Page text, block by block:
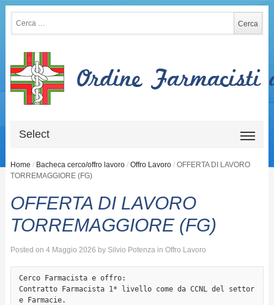
Select
Home / Bacheca cerco/offro lavoro / Offro Lavoro / OFFERTA DI LAVORO
TORREMAGGIORE (FG)
OFFERTA DI LAVORO
TORREMAGGIORE (FG)
Posted on 4 Maggio 2026 by Silvio Potenzain Offro Lavoro
Cerco Farmacista e offro:
Contratto Farmacista 1* livello come da CCNL del settor
e Farmacie.